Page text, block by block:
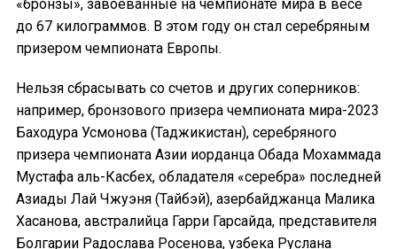
«бронзы», завоеванные на чемпионате мира в весе
до 67 килограммов. В этом году он стал серебряным
призером чемпионата Европы.
Нельзя сбрасывать со счетов и других соперников:
например, бронзового призера чемпионата мира-2023
Баходура Усмонова (Таджикистан), серебряного
призера чемпионата Азии иорданца Обада Мохаммада
Мустафа аль-Касбех, обладателя «серебра» последней
Азиады Лай Чжуэня (Тайбэй), азербайджанца Малика
Хасанова, австралийца Гарри Гарсайда, представителя
Болгарии Радослава Росенова, узбека Руслана